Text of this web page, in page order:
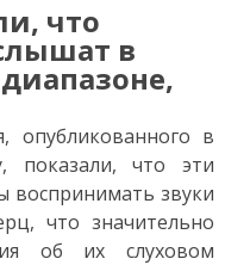
что
в
опубликованного в
показали, что эти
воспринимать звуки
что значительно
об их слуховом